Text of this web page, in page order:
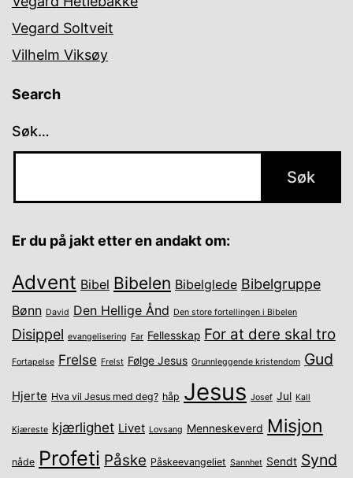
Vegard Soltveit
Vilhelm Viksøy
Search
Søk…
Er du på jakt etter en andakt om:
Advent Bibel Bibelen Bibelglede Bibelgruppe
Bønn David Den Hellige Ånd Den store fortellingen i Bibelen
Disippel evangelisering Far Fellesskap For at dere skal tro
Fortapelse Frelse Frelst Følge Jesus Grunnleggende kristendom Gud
Hjerte Hva vil Jesus med deg? håp Jesus Josef Jul Kall
Kjæreste kjærlighet Livet Lovsang Menneskeverd Misjon
nåde Profeti Påske Påskeevangeliet Sannhet Sendt Synd